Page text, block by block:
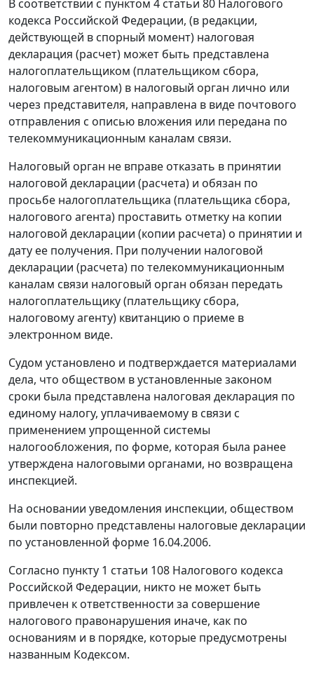
В соответствии с пунктом 4 статьи 80 Налогового
кодекса Российской Федерации, (в редакции,
действующей в спорный момент) налоговая
декларация (расчет) может быть представлена
налогоплательщиком (плательщиком сбора,
налоговым агентом) в налоговый орган лично или
через представителя, направлена в виде почтового
отправления с описью вложения или передана по
телекоммуникационным каналам связи.
Налоговый орган не вправе отказать в принятии
налоговой декларации (расчета) и обязан по
просьбе налогоплательщика (плательщика сбора,
налогового агента) проставить отметку на копии
налоговой декларации (копии расчета) о принятии и
дату ее получения. При получении налоговой
декларации (расчета) по телекоммуникационным
каналам связи налоговый орган обязан передать
налогоплательщику (плательщику сбора,
налоговому агенту) квитанцию о приеме в
электронном виде.
Судом установлено и подтверждается материалами
дела, что обществом в установленные законом
сроки была представлена налоговая декларация по
единому налогу, уплачиваемому в связи с
применением упрощенной системы
налогообложения, по форме, которая была ранее
утверждена налоговыми органами, но возвращена
инспекцией.
На основании уведомления инспекции, обществом
были повторно представлены налоговые декларации
по установленной форме 16.04.2006.
Согласно пункту 1 статьи 108 Налогового кодекса
Российской Федерации, никто не может быть
привлечен к ответственности за совершение
налогового правонарушения иначе, как по
основаниям и в порядке, которые предусмотрены
названным Кодексом.